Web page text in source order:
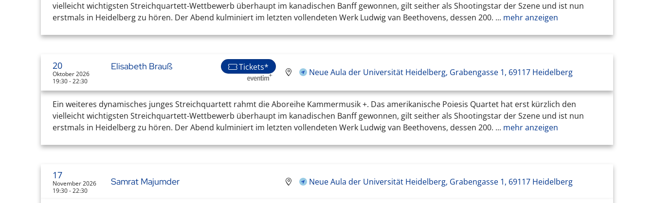
vielleicht wichtigsten Streichquartett-Wettbewerb überhaupt im kanadischen Banff gewonnen, gilt seither als Shootingstar der Szene und ist nun
erstmals in Heidelberg zu hören. Der Abend kulminiert im letzten vollendeten Werk Ludwig van Beethovens, dessen 200. ... mehr anzeigen
20
Oktober 2026
19:30 - 22:30
Elisabeth Brauß Tickets*
Neue Aula der Universität Heidelberg, Grabengasse 1, 69117 Heidelberg
Ein weiteres dynamisches junges Streichquartett rahmt die Aboreihe Kammermusik +. Das amerikanische Poiesis Quartet hat erst kürzlich den
vielleicht wichtigsten Streichquartett-Wettbewerb überhaupt im kanadischen Banff gewonnen, gilt seither als Shootingstar der Szene und ist nun
erstmals in Heidelberg zu hören. Der Abend kulminiert im letzten vollendeten Werk Ludwig van Beethovens, dessen 200. ... mehr anzeigen
17
November 2026
19:30 - 22:30
Samrat Majumder Neue Aula der Universität Heidelberg, Grabengasse 1, 69117 Heidelberg